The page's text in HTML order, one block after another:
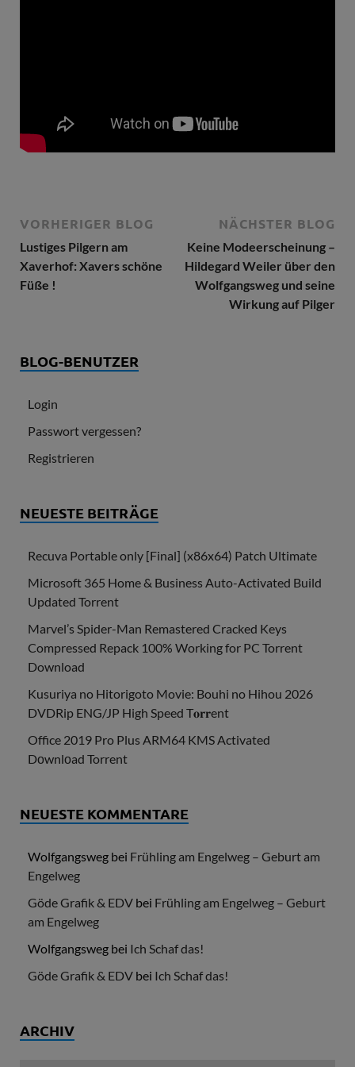
VORHERIGER BLOG
Lustiges Pilgern am
Xaverhof: Xavers schöne
Füße !
NÄCHSTER BLOG
Keine Modeerscheinung –
Hildegard Weiler über den
Wolfgangsweg und seine
Wirkung auf Pilger
BLOG-BENUTZER
Login
Passwort vergessen?
Registrieren
NEUESTE BEITRÄGE
Recuva Portable only [Final] (x86x64) Patch Ultimate
Microsoft 365 Home & Business Auto-Activated Build
Updated Torrent
Marvel’s Spider-Man Remastered Cracked Keys
Compressed Repack 100% Working for PC Torrent
Download
Kusuriya no Hitorigoto Movie: Bouhi no Hihou 2026
DVDRip ENG/JP High Speed T𝐨𝐫𝐫ent
Office 2019 Pro Plus ARM64 KMS Activated
Dоwnlоad Torrent
NEUESTE KOMMENTARE
Wolfgangsweg bei Frühling am Engelweg – Geburt am
Engelweg
Göde Grafik & EDV bei Frühling am Engelweg – Geburt
am Engelweg
Wolfgangsweg bei Ich Schaf das!
Göde Grafik & EDV bei Ich Schaf das!
ARCHIV